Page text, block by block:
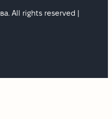
All rights reserved |